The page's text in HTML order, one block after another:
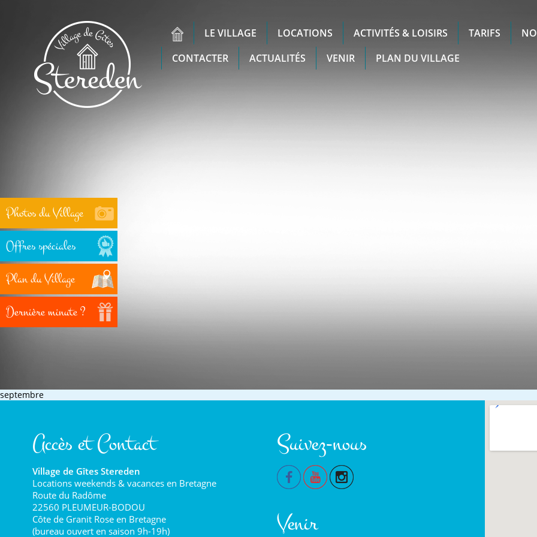
LE VILLAGE LOCATIONS ACTIVITÉS & LOISIRS TARIFS
CONTACTER
ACTUALITÉS VENIR PLAN DU VILLAGE
Photos du Village
Offres spéciales
Plan du Village
Dernière minute ?
septembre
Accès et Contact
Village de Gîtes Stereden
Locations weekends & vacances en Bretagne
Route du Radôme
22560 PLEUMEUR-BODOU
Côte de Granit Rose en Bretagne
(bureau ouvert en saison 9h-19h)
Suivez-nous
Venir